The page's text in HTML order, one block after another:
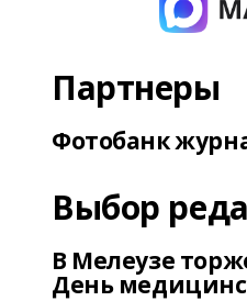
Партнеры
Фотобанк
Выбор
В Мелеузе
День